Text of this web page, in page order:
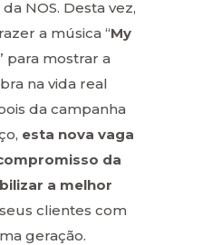
NOS. Desta vez,
a música “My
para mostrar a
na vida real
da campanha
esta nova vaga
da
a melhor
clientes com
geração.